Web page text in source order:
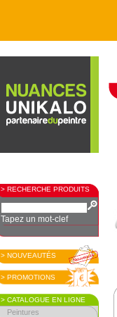
> RECHERCHE PRODUITS
Tapez un mot-clef
> NOUVEAUTÉS
> PROMOTIONS
> CATALOGUE EN LIGNE
Peintures